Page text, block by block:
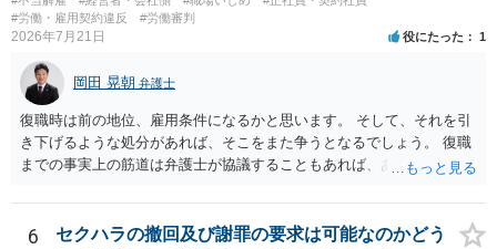
#労働・雇用契約違反
#労働審判
2026年7月21日 役にたった 1
岡田 晃朝 弁護士
復職時は前の地位、雇用条件になるかと思います。 そして、それを引
き下げるような処分があれば、そこをまた争うとなるでしょう。 復職
までの事実上の筋道は弁護士が協議することもあれば、あなたがご自
ょうから、別途費用が発生することもありますが、出勤日時の設定く
らいならサービスでしてくれるかもしれません。
6
セクハラの撤回及び謝罪の要求は可能なのかどう